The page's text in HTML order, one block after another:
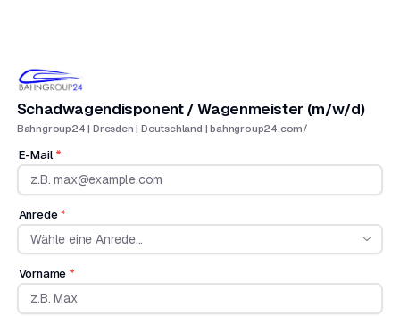
Schadwagendisponent / Wagenmeister (m/w/d)
Bahngroup24 | Dresden | Deutschland | bahngroup24.com/
E-Mail *
Anrede *
Wähle eine Anrede...
Vorname *